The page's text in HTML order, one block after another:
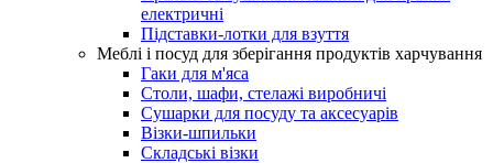
електричні
Підставки-лотки для взуття
Меблі і посуд для зберігання продуктів харчування
Гаки для м'яса
Столи, шафи, стелажі виробничі
Сушарки для посуду та аксесуарів
Візки-шпильки
Складські візки